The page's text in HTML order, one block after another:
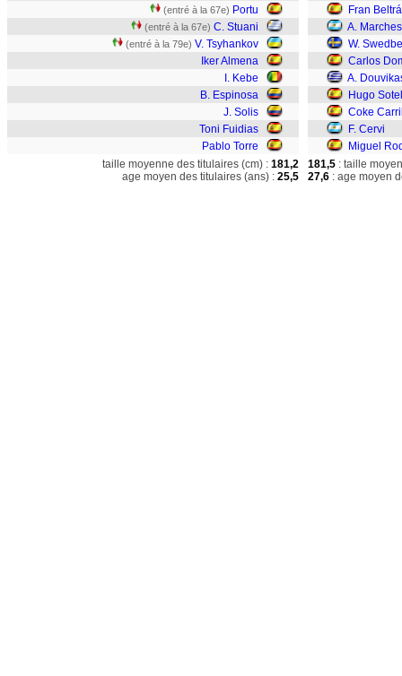
(entré à la 67e) Portu
(entré à la 67e) C. Stuani
(entré à la 79e) V. Tsyhankov
Iker Almena
I. Kebe
B. Espinosa
J. Solis
Toni Fuidias
Pablo Torre
Fran
A.
W.
Carlos
A.
Hugo
Coke
F. Cervi
Miguel
taille moyenne des titulaires (cm) : 181,2
age moyen des titulaires (ans) : 25,5
181,5 : taille
27,6 : age moyen